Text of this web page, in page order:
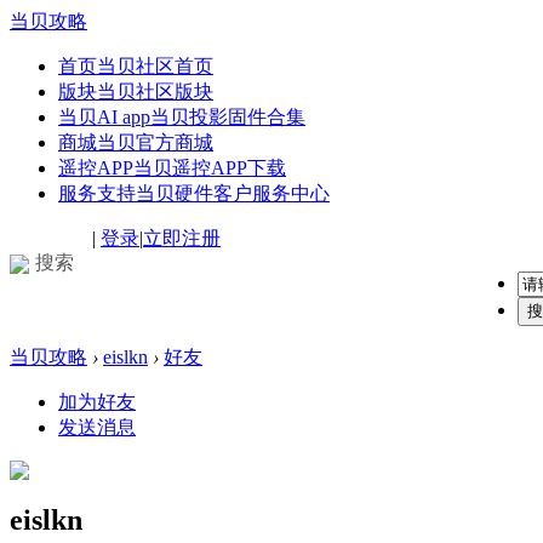
当贝攻略
首页当贝社区首页
版块当贝社区版块
当贝AI app当贝投影固件合集
商城当贝官方商城
遥控APP当贝遥控APP下载
服务支持当贝硬件客户服务中心
搜索
| 登录|立即注册
当贝攻略 › eislkn › 好友
加为好友
发送消息
eislkn